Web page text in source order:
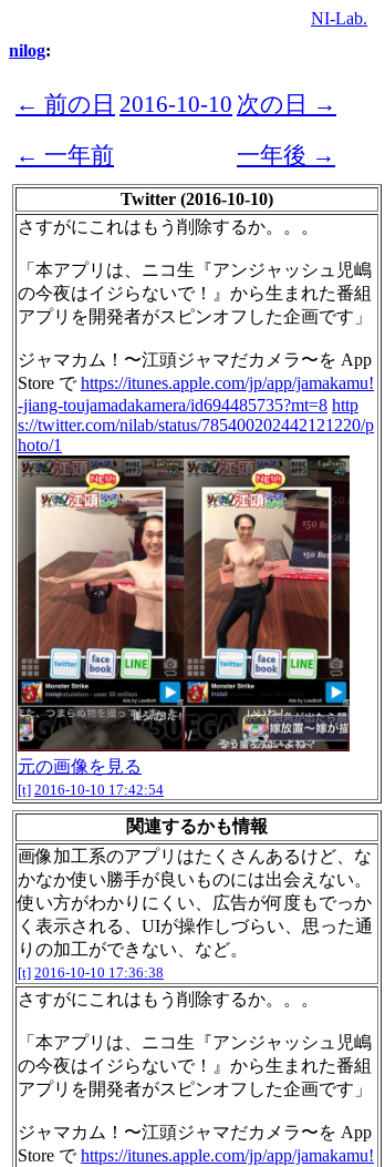
NI-Lab.
nilog:
← 前の日 2016-10-10 次の日 →
← 一年前
一年後 →
Twitter (2016-10-10)
さすがにこれはもう削除するか。。。
「本アプリは、ニコ生『アンジャッシュ児嶋
の今夜はイジらないで！』から生まれた番組
アプリを開発者がスピンオフした企画です」
ジャマカム！〜江頭ジャマだカメラ〜を App
Store でhttps://itunes.apple.com/jp/app/jamakamu!
-jiang-toujamadakamera/id694485735?mt=8 http
s://twitter.com/nilab/status/785400202442121220/p
hoto/1
元の画像を見る
[t] 2016-10-10 17:42:54
関連するかも情報
画像加工系のアプリはたくさんあるけど、な
かなか使い勝手が良いものには出会えない。
使い方がわかりにくい、広告が何度もでっか
く表示される、UIが操作しづらい、思った通
りの加工ができない、など。
[t] 2016-10-10 17:36:38
さすがにこれはもう削除するか。。。
「本アプリは、ニコ生『アンジャッシュ児嶋
の今夜はイジらないで！』から生まれた番組
アプリを開発者がスピンオフした企画です」
ジャマカム！〜江頭ジャマだカメラ〜を App
Store でhttps://itunes.apple.com/jp/app/jamakamu!